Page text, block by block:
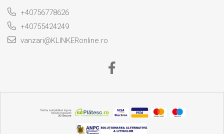
+40756778626
+40755424249
vanzari@KLINKERonline.ro